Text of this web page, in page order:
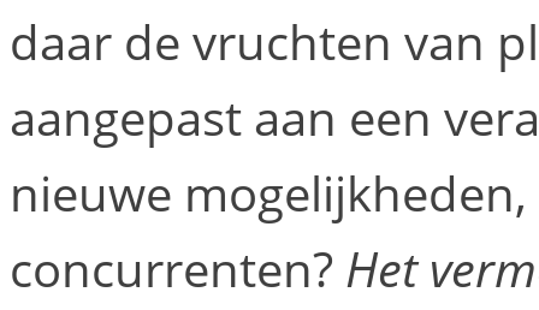
daar de vruchten van
aangepast aan een
nieuwe
concurrenten? Het